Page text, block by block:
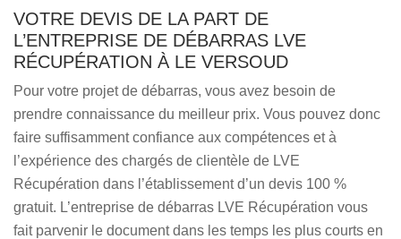
VOTRE DEVIS DE LA PART DE
L’ENTREPRISE DE DÉBARRAS LVE
RÉCUPÉRATION À LE VERSOUD
Pour votre projet de débarras, vous avez besoin de
prendre connaissance du meilleur prix. Vous pouvez donc
faire suffisamment confiance aux compétences et à
l’expérience des chargés de clientèle de LVE
Récupération dans l’établissement d’un devis 100 %
gratuit. L’entreprise de débarras LVE Récupération vous
fait parvenir le document dans les temps les plus courts en